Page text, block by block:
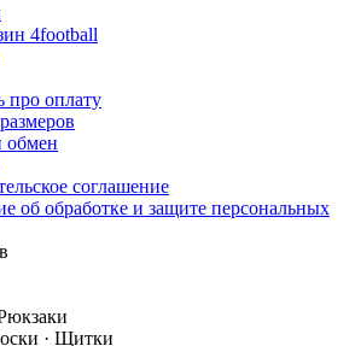
4football
про оплату
обмен
соглашение
об обработке и защите персональных
· Щитки